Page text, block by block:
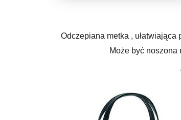
Odczepiana metka ,
Może być noszona